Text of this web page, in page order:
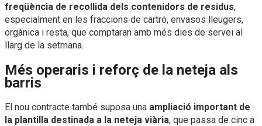
freqüència de recollida dels contenidors de residus,
especialment en les fraccions de cartró, envasos lleugers,
orgànica i resta, que comptaran amb més dies de servei al
llarg de la setmana.
Més operaris i reforç de la neteja als
barris
El nou contracte també suposa una ampliació important de
la plantilla destinada a la neteja viària, que passa de cinc a